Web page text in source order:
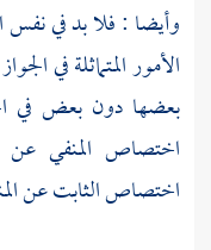
وأيضا : فلا بد في نفس
الأمور المتماثلة في
بعضها دون بعض في
اختصاص المنفي عن
اختصاص الثابت عن